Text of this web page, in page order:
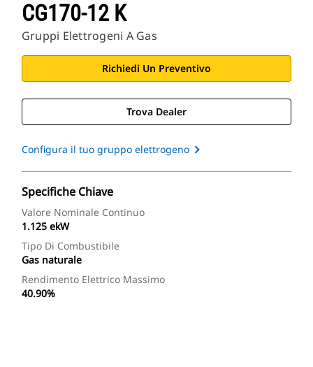
CG170-12 K
Gruppi Elettrogeni A Gas
Richiedi Un Preventivo
Trova Dealer
Configura il tuo gruppo elettrogeno
Specifiche Chiave
Valore Nominale Continuo
1.125 ekW
Tipo Di Combustibile
Gas naturale
Rendimento Elettrico Massimo
40.90%